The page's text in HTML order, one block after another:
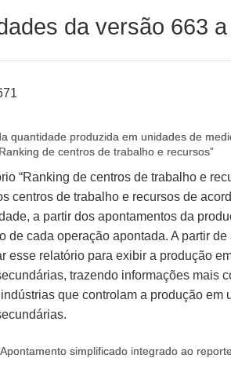
da versão 663
quantidade produzida em unidades de
de centros de trabalho e recursos”
“Ranking de centros de trabalho e
centros de trabalho e recursos de
a partir dos apontamentos da
de cada operação apontada. A partir
esse relatório para exibir a produção
trazendo informações mais
que controlam a produção em
simplificado integrado ao